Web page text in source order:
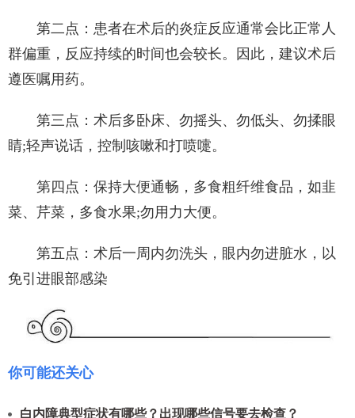
第二点：患者在术后的炎症反应通常会比正常人
群偏重，反应持续的时间也会较长。因此，建议术后
遵医嘱用药。
第三点：术后多卧床、勿摇头、勿低头、勿揉眼
睛;轻声说话，控制咳嗽和打喷嚏。
第四点：保持大便通畅，多食粗纤维食品，如韭
菜、芹菜，多食水果;勿用力大便。
第五点：术后一周内勿洗头，眼内勿进脏水，以
免引进眼部感染
你可能还关心
白内障典型症状有哪些？出现哪些信号要去检查？